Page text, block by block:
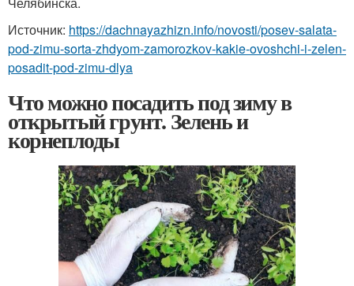
Источник: https://dachnayazhizn.info/novosti/posev-salata-
pod-zimu-sorta-zhdyom-zamorozkov-kakie-ovoshchi-i-zelen-
posadit-pod-zimu-dlya
Что можно посадить под зиму в
открытый грунт. Зелень и
корнеплоды